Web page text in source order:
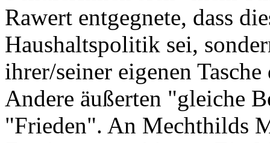
Rawert entgegnete, dass
Haushaltspolitik sei,
ihrer/seiner eigenen
Andere äußerten "gleiche
"Frieden". An Mechthilds